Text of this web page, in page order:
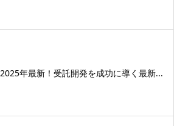
2025年最新！受託開発を成功に導く最新...